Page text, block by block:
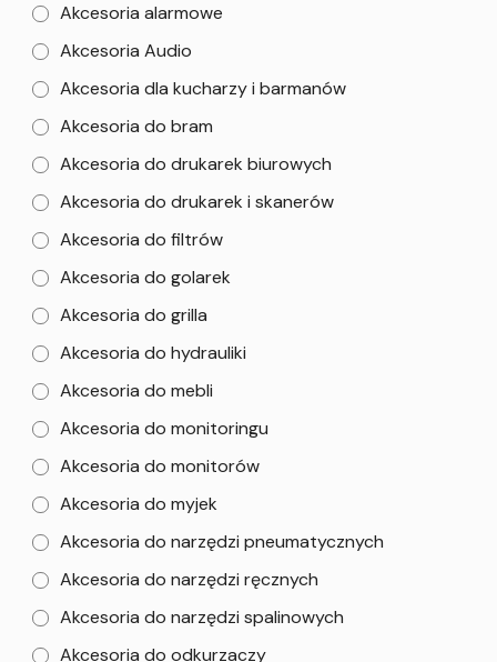
Akcesoria alarmowe
Akcesoria Audio
Akcesoria dla kucharzy i barmanów
Akcesoria do bram
Akcesoria do drukarek biurowych
Akcesoria do drukarek i skanerów
Akcesoria do filtrów
Akcesoria do golarek
Akcesoria do grilla
Akcesoria do hydrauliki
Akcesoria do mebli
Akcesoria do monitoringu
Akcesoria do monitorów
Akcesoria do myjek
Akcesoria do narzędzi pneumatycznych
Akcesoria do narzędzi ręcznych
Akcesoria do narzędzi spalinowych
Akcesoria do odkurzaczy